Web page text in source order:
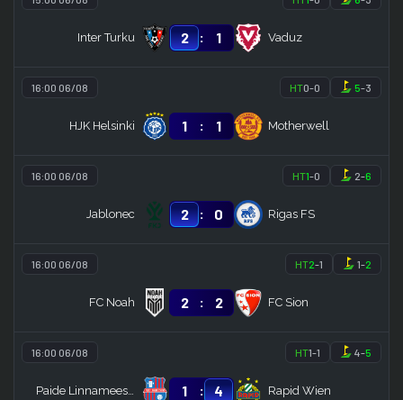
Inter Turku 2 : 1 Vaduz
16:00 06/08 HT0-0 5-3
HJK Helsinki 1 : 1 Motherwell
16:00 06/08 HT1-0 2-6
Jablonec 2 : 0 Rigas FS
16:00 06/08 HT2-1 1-2
FC Noah 2 : 2 FC Sion
16:00 06/08 HT1-1 4-5
Paide Linnameeskond 1 : 4 Rapid Wien